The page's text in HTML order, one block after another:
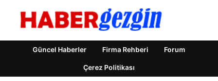
Güncel Haberler Firma Rehberi Forum
Çerez Politikası